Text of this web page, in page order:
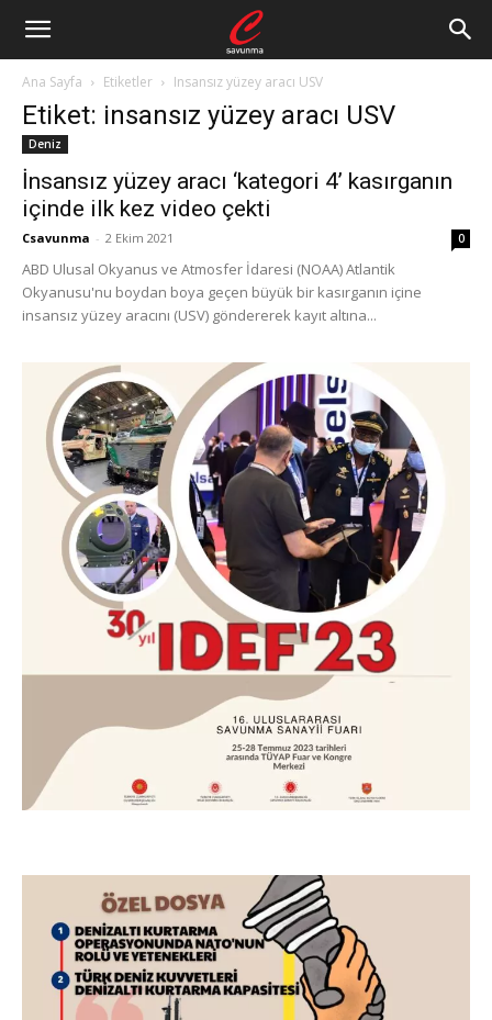
Ana Sayfa Etiketler Insansız yüzey aracı USV
Etiket: insansız yüzey aracı USV
Deniz
İnsansız yüzey aracı ‘kategori 4’ kasırganın
içinde ilk kez video çekti
Csavunma - 2 Ekim 2021 0
ABD Ulusal Okyanus ve Atmosfer İdaresi (NOAA) Atlantik
Okyanusu'nu boydan boya geçen büyük bir kasırganın içine
insansız yüzey aracını (USV) göndererek kayıt altına...